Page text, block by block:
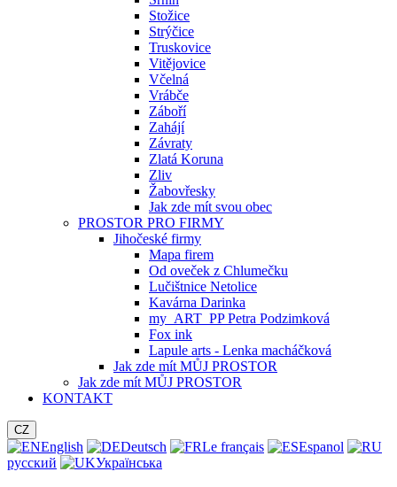
Stožice
Strýčice
Truskovice
Vitějovice
Včelná
Vrábče
Záboří
Zahájí
Závraty
Zlatá Koruna
Zliv
Žabovřesky
Jak zde mít svou obec
PROSTOR PRO FIRMY
Jihočeské firmy
Mapa firem
Od oveček z Chlumečku
Lučištnice Netolice
Kavárna Darinka
my_ART_PP Petra Podzimková
Fox ink
Lapule arts - Lenka macháčková
Jak zde mít MŮJ PROSTOR
Jak zde mít MŮJ PROSTOR
KONTAKT
CZ
English Deutsch Le français
Espanol
русский
Українська